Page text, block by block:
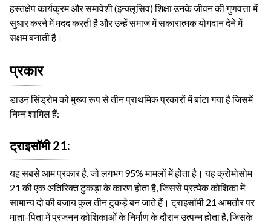
हस्तक्षेप कार्यक्रम और समावेशी (इन्क्लूसिव) शिक्षा उनके जीवन की गुणवत्ता में
सुधार करने में मदद करती है और उन्हें समाज में सकारात्मक योगदान देने में
सक्षम बनाती है।
प्रकार
डाउन सिंड्रोम को मुख्य रूप से तीन प्राथमिक प्रकारों में बांटा गया है जिसमें
निम्न शामिल हैं:
ट्राइसॉमी 21:
यह सबसे आम प्रकार है, जो लगभग 95% मामलों में होता है। यह क्रोमोसोम
21 की एक अतिरिक्त टुकड़ा के कारण होता है, जिससे प्रत्येक कोशिका में
सामान्य दो की बजाय कुल तीन टुकड़े बन जाते हैं। ट्राइसॉमी 21 आमतौर पर
माता-पिता में प्रजनन कोशिकाओं के निर्माण के दौरान उत्पन्न होता है, जिसके